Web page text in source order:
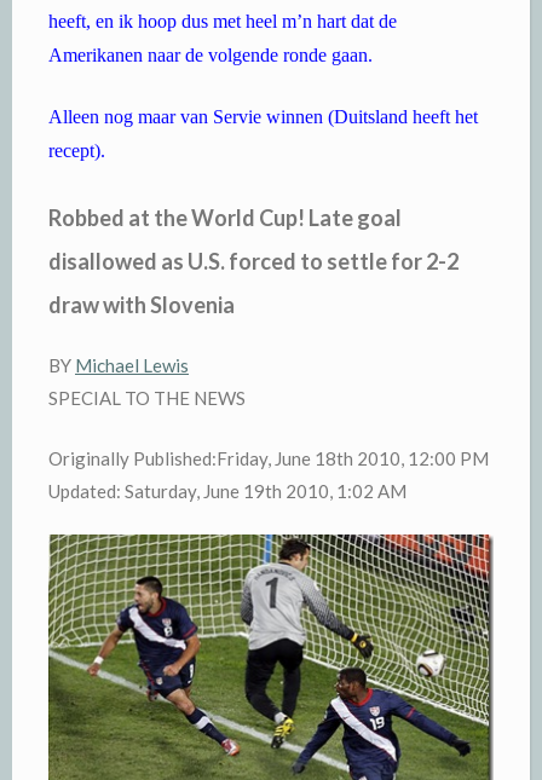
heeft, en ik hoop dus met heel m’n hart dat de
Amerikanen naar de volgende ronde gaan.
Alleen nog maar van Servie winnen (Duitsland heeft het
recept).
Robbed at the World Cup! Late goal
disallowed as U.S. forced to settle for 2-2
draw with Slovenia
BY Michael Lewis
SPECIAL TO THE NEWS
Originally Published:Friday, June 18th 2010, 12:00 PM
Updated: Saturday, June 19th 2010, 1:02 AM